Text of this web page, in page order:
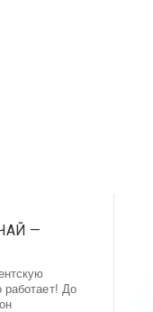
—
работает! До